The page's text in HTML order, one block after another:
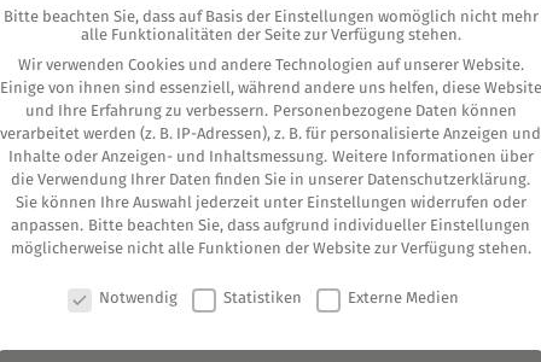
wich­tig, das liqui­de Anla­ge­ver­mö­gen in
der Bereich Finan­zie­run­gen bzw. Kre­di­te
unter­lie­gen soll­ten. Bei vie­len
auf­grund von stres­si­gen Jobs, pri­va­ten
auf der Strecke.
Bitte beachten Sie, dass auf Basis der Einstellungen womöglich nicht mehr
alle Funktionalitäten der Seite zur Verfügung stehen.
Wir verwenden Cookies und andere Technologien auf unserer Website.
Einige von ihnen sind essenziell, während andere uns helfen, diese Website
und Ihre Erfahrung zu verbessern. Personenbezogene Daten können
verarbeitet werden (z. B. IP-Adressen), z. B. für personalisierte Anzeigen und
Inhalte oder Anzeigen- und Inhaltsmessung. Weitere Informationen über
die Verwendung Ihrer Daten finden Sie in unserer Datenschutzerklärung.
Sie können Ihre Auswahl jederzeit unter Einstellungen widerrufen oder
anpassen. Bitte beachten Sie, dass aufgrund individueller Einstellungen
möglicherweise nicht alle Funktionen der Website zur Verfügung stehen.
Notwendig
Statistiken Externe Medien